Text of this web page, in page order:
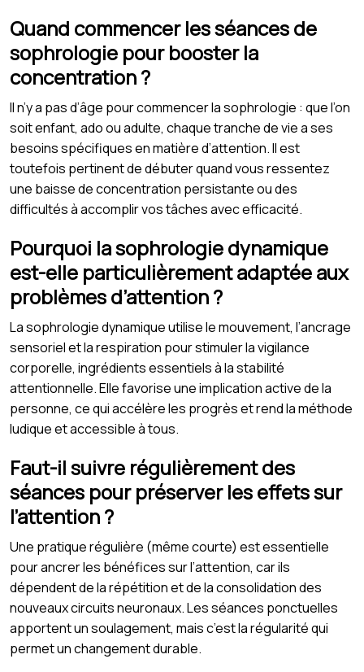
Quand commencer les séances de
sophrologie pour booster la
concentration ?
Il n’y a pas d’âge pour commencer la sophrologie : que l’on
soit enfant, ado ou adulte, chaque tranche de vie a ses
besoins spécifiques en matière d’attention. Il est
toutefois pertinent de débuter quand vous ressentez
une baisse de concentration persistante ou des
difficultés à accomplir vos tâches avec efficacité.
Pourquoi la sophrologie dynamique
est-elle particulièrement adaptée aux
problèmes d’attention ?
La sophrologie dynamique utilise le mouvement, l’ancrage
sensoriel et la respiration pour stimuler la vigilance
corporelle, ingrédients essentiels à la stabilité
attentionnelle. Elle favorise une implication active de la
personne, ce qui accélère les progrès et rend la méthode
ludique et accessible à tous.
Faut-il suivre régulièrement des
séances pour préserver les effets sur
l’attention ?
Une pratique régulière (même courte) est essentielle
pour ancrer les bénéfices sur l’attention, car ils
dépendent de la répétition et de la consolidation des
nouveaux circuits neuronaux. Les séances ponctuelles
apportent un soulagement, mais c’est la régularité qui
permet un changement durable.